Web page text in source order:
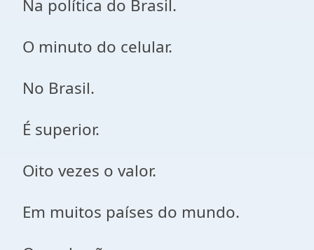
Na política do Brasil.
O minuto do celular.
No Brasil.
É superior.
Oito vezes o valor.
Em muitos países do mundo.